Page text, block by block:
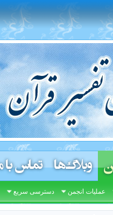
عملیات انجمن دسترسی سریع
وبلاگ‌ها تماس